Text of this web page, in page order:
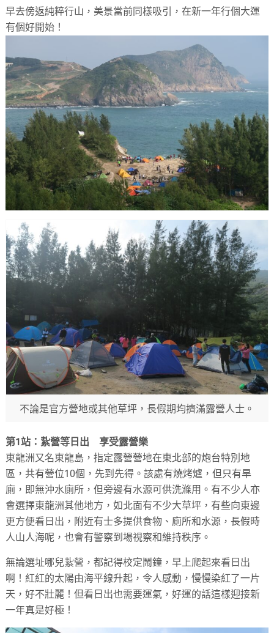
早去傍返純粹行山，美景當前同樣吸引，在新一年行個大運
有個好開始！
不論是官方營地或其他草坪，長假期均擠滿露營人士。
第1站：紥營等日出 享受露營樂
東龍洲又名東龍島，指定露營營地在東北部的炮台特別地
區，共有營位10個，先到先得。該處有燒烤爐，但只有旱
廁，即無沖水廁所，但旁邊有水源可供洗滌用。有不少人亦
會選擇東龍洲其他地方，如北面有不少大草坪，有些向東邊
更方便看日出，附近有士多提供食物、廁所和水源，長假時
人山人海呢，也會有警察到場視察和維持秩序。
無論選址哪兒紥營，都記得校定鬧鐘，早上爬起來看日出
啊！紅紅的太陽由海平線升起，令人感動，慢慢染紅了一片
天，好不壯麗！但看日出也需要運氣，好運的話這樣迎接新
一年真是好極！